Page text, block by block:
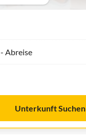
Abreise
Unterkunft Suchen